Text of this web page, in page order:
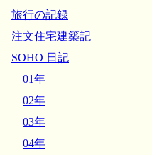
旅行の記録
注文住宅建築記
SOHO 日記
01年
02年
03年
04年